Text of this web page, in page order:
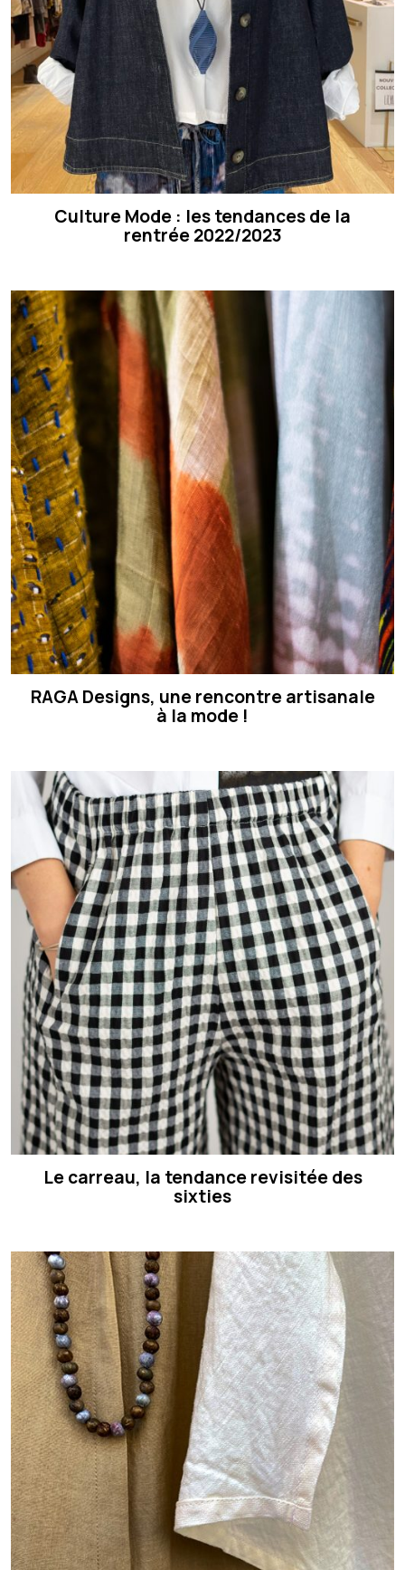
Culture Mode : les tendances de la
rentrée 2022/2023
RAGA Designs, une rencontre artisanale
à la mode !
Le carreau, la tendance revisitée des
sixties